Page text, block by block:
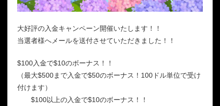
大好評の入金キャンペーン開催いたします！！
当選者様へメールを送付させていただきました！！
$100入金で$10のボーナス！！
（最大$500まで入金で$50のボーナス！100ドル単位で受け
付けます）
$100以上の入金で$10のボーナス！！